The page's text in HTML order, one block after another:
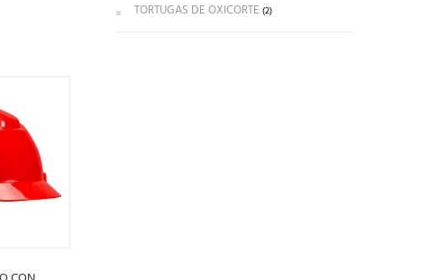
TORTUGAS DE OXICORTE (2)